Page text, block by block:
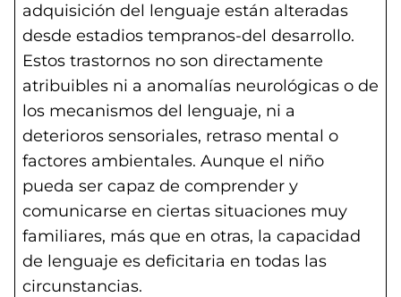
adquisición del lenguaje están alteradas
desde estadios tempranos-del desarrollo.
Estos trastornos no son directamente
atribuibles ni a anomalías neurológicas o de
los mecanismos del lenguaje, ni a
deterioros sensoriales, retraso mental o
factores ambientales. Aunque el niño
pueda ser capaz de comprender y
comunicarse en ciertas situaciones muy
familiares, más que en otras, la capacidad
de lenguaje es deficitaria en todas las
circunstancias.